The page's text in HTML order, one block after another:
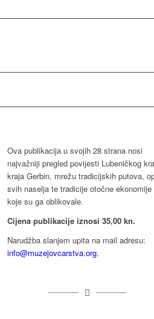
Ova publikacija u svojih 28 strana nosi
najvažniji pregled povijesti Lubeničkog
kraja Gerbin, mrežu tradicijskih putova,
svih naselja te tradicije otočne ekonomije
koje su ga oblikovale.
Cijena publikacije iznosi 35,00 kn.
Narudžba slanjem upita na mail adresu:
info@muzejovcarstva.org.